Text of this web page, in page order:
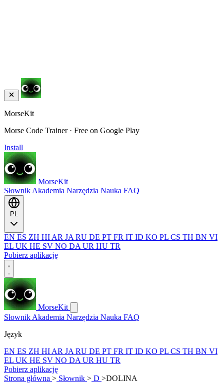
MorseKit
Morse Code Trainer · Free on Google Play
Install
MorseKit
Słownik Akademia Narzędzia Nauka FAQ
EN ES ZH HI AR JA RU DE PT FR IT ID KO PL CS TH BN VI
EL UK HE SV NO DA UR HU TR
Pobierz aplikację
MorseKit
Słownik Akademia Narzędzia Nauka FAQ
Język
EN ES ZH HI AR JA RU DE PT FR IT ID KO PL CS TH BN VI
EL UK HE SV NO DA UR HU TR
Pobierz aplikację
Strona główna > Słownik > D >DOLINA